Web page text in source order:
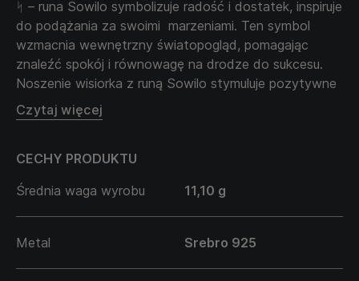
ᛋ – runa Sowilo symbolizuje radość i dostatek, inspiruje
do podążania za swoimi marzeniami. Ten symbol
wzmacnia wewnętrzny światopogląd, pomagając
znaleźć spokój i równowagę na drodze do sukcesu.
Noszenie wisiorka z runą Sowilo stymuluje pozytywne
spojrzenie na życie. Ten naszyjnik ma znaczenie
równowagi i harmonii na drodze do osiągania
na nowe możliwości.
Można wybrać dowolną runę z dostępnych
wariantów; jeśli potrzebujesz personalizowanej runy,
podaj ją w komentarzu do zamówienia. A my
skontaktujemy się z tobą w celu omówienia ważnych
Czytaj więcej
CECHY PRODUKTU
Średnia waga wyrobu
11,10 g
Metal Srebro 925